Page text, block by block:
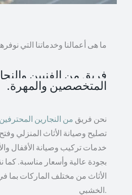
ما هى أعمالنا وخدماتنا التي
فريق من الفنيين
المتخصصين والمهرة.
نحن فريق من النجارين
تصليح وصيانة الأثاث المنزلي
خدمات تركيب وصيانة الأقفال
بجودة عالية وأسعار مناسبة.
الأثاث من مختلف الماركات بما في
الخشبي.